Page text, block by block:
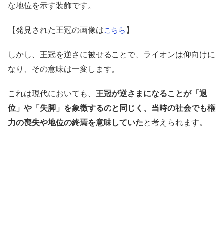
な地位を示す装飾です。
【発見された王冠の画像はこちら 】
しかし、王冠を逆さに被せることで、ライオンは仰向けに
なり、その意味は一変します。
これは現代においても、 王冠が逆さまになることが「退
位」や「失脚」を象徴するのと同じく、当時の社会でも権
力の喪失や地位の終焉を意味していたと考えられます。